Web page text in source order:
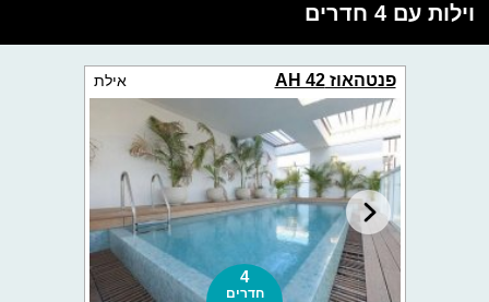
וילות עם 4 חדרים
פנטהאוז AH 42 אילת
4
חדרים